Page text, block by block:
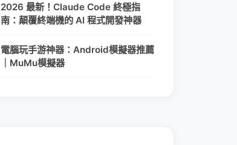
2026 最新！Claude Code 終極指
南：顛覆終端機的 AI 程式開發神器
電腦玩手游神器：Android模擬器推薦
｜MuMu模擬器